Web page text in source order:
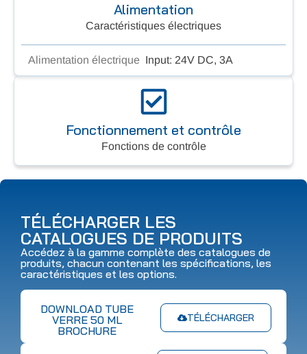
Alimentation
Caractéristiques électriques
Alimentation électrique Input: 24V DC, 3A
Fonctionnement et contrôle
Fonctions de contrôle
TÉLÉCHARGER LES
CATALOGUES DE PRODUITS
Accédez à la gamme complète des catalogues de
produits, chacun contenant les spécifications, les
caractéristiques et les options.
TÉLÉCHARGER
DOWNLOAD TUBE
VERRE 50 ML
BROCHURE